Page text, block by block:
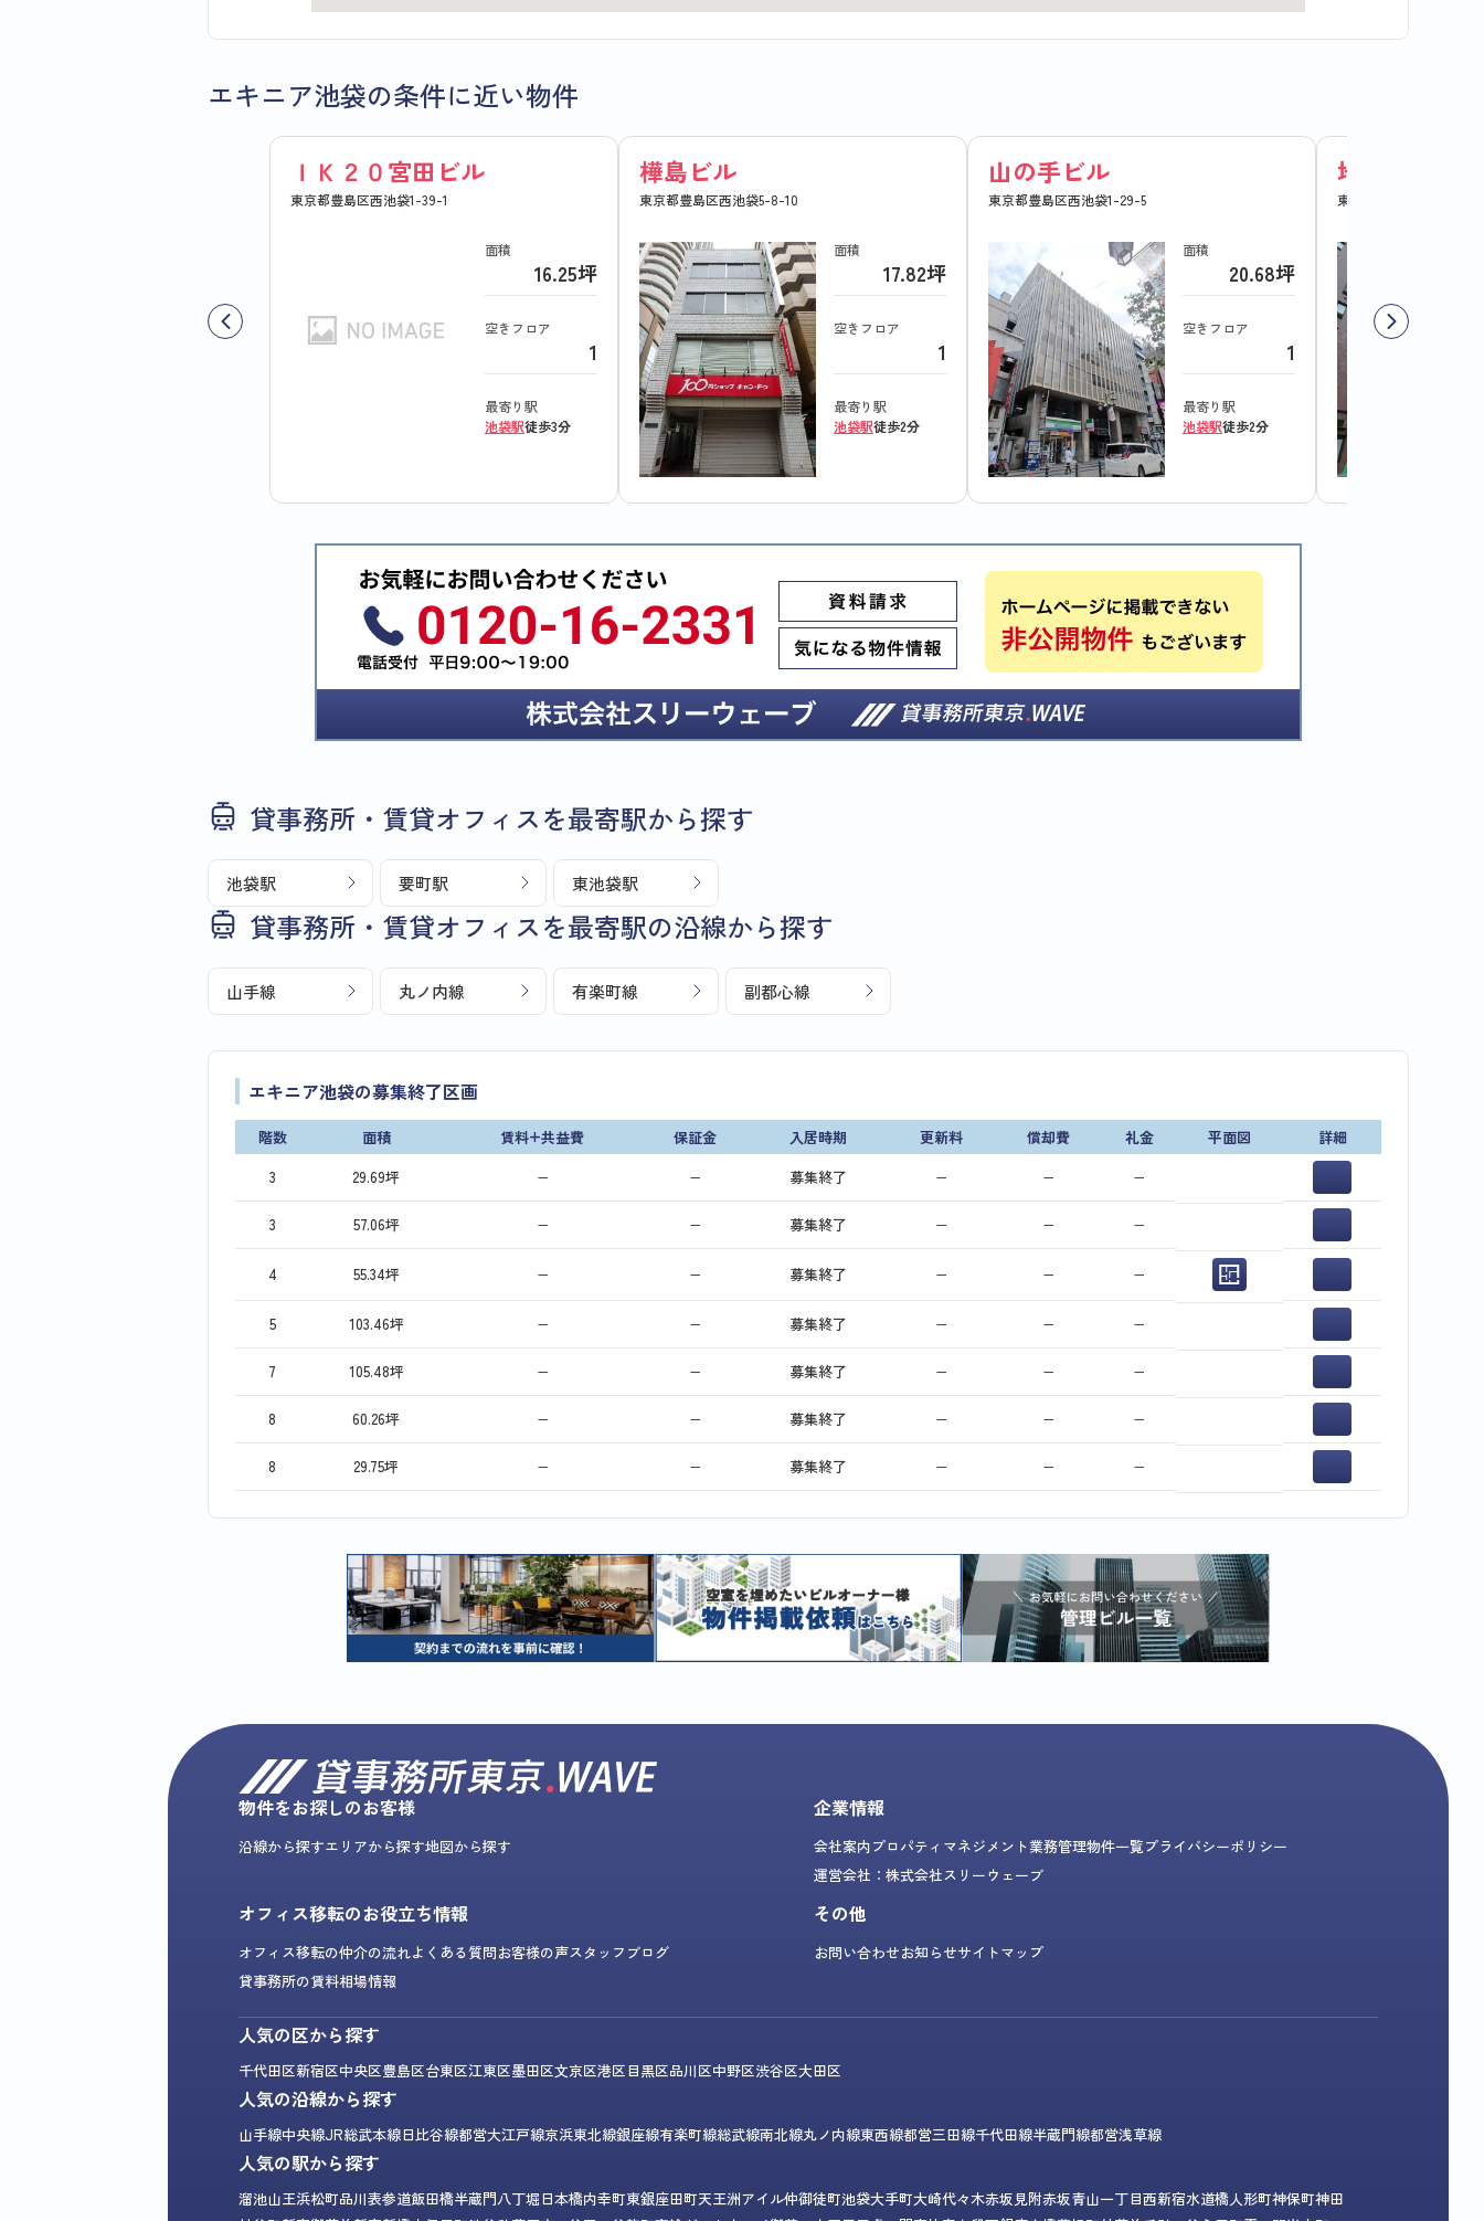
エキニア池袋の条件に近い物件
ＩＫ２０宮田ビル
東京都豊島区西池袋1-39-1
面積
16.25坪
空きフロア
1
最寄り駅
池袋駅徒歩3分
樺島ビル
東京都豊島区西池袋5-8-10
面積
17.82坪
空きフロア
1
最寄り駅
池袋駅徒歩2分
山の手ビル
東京都豊島区西池袋1-29-5
面積
20.68坪
空きフロア
1
最寄り駅
池袋駅徒歩2分
地得ビル
東京都豊島区西池袋1-
貸事務所・賃貸オフィスを最寄駅から探す
池袋駅 要町駅 東池袋駅
貸事務所・賃貸オフィスを最寄駅の沿線から探す
山手線 丸ノ内線 有楽町線 副都心線
エキニア池袋の募集終了区画
階数 面積 賃料+共益費 保証金 入居時期 更新料 償却費 礼金 平面図
詳細
3
29.69坪 − − 募集終了 − − −
3 57.06坪 − − 募集終了 − − −
4 55.34坪 − − 募集終了 − − −
5 103.46坪 − − 募集終了 − − −
7 105.48坪 − − 募集終了 − − −
8 60.26坪 − − 募集終了 − − −
8 29.75坪 − − 募集終了 − − −
物件をお探しのお客様
沿線から探すエリアから探す地図から探す
企業情報
会社案内プロパティマネジメント業務管理物件一覧プライバシーポリシー
運営会社：株式会社スリーウェーブ
オフィス移転のお役立ち情報
オフィス移転の仲介の流れよくある質問お客様の声スタッフブログ
貸事務所の賃料相場情報
その他
お問い合わせお知らせサイトマップ
人気の区から探す
千代田区新宿区中央区豊島区台東区江東区墨田区文京区港区目黒区品川区中野区渋谷区大田区
人気の沿線から探す
山手線中央線JR総武本線日比谷線都営大江戸線京浜東北線銀座線有楽町線総武線南北線丸ノ内線東西線都営三田線千代田線半蔵門線都営浅草線
人気の駅から探す
溜池山王浜松町品川表参道飯田橋半蔵門八丁堀日本橋内幸町東銀座田町天王洲アイル仲御徒町池袋大手町大崎代々木赤坂見附赤坂青山一丁目西新宿水道橋人形町神保町神田